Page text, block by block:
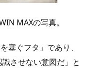
MAXの写真。
塞ぐフタ」であり、
させない意図だ」と